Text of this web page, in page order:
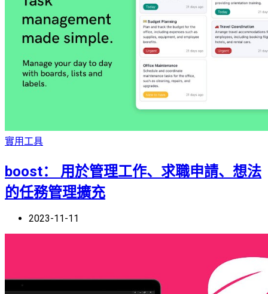
實用工具
boost： 用於管理工作、求職申請、想法
的任務管理擴充
2023-11-11